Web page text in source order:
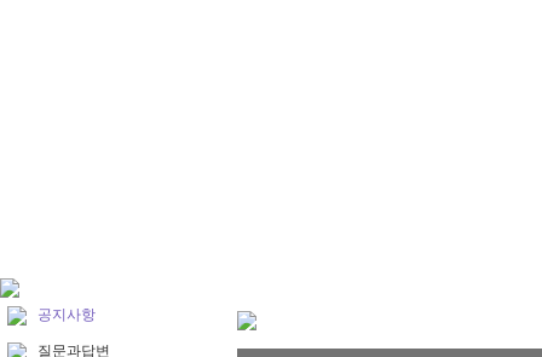
공지사항
질문과답변